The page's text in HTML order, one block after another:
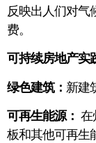
反映出人们对气
费。
可持续房地产实
绿色建筑： 新建
可再生能源： 在
板和其他可再生